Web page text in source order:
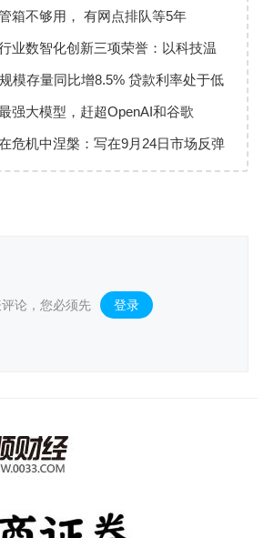
箱不够用， 有网点排队等5年
业数智化创新三项荣誉：以科技温
模存量同比增8.5% 贷款利率处于低
强大模型，赶超OpenAI和谷歌
危机中涅槃：写在9月24日市场反弹
论，您必须先 登录 。